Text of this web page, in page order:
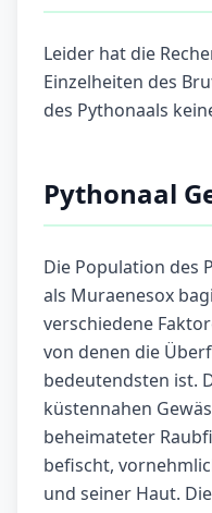
Leider hat die
Einzelheiten des
des Pythonaals
Pythonaal
Die Population des
als Muraenesox
verschiedene
von denen die
bedeutendsten ist.
küstennahen
beheimateter
befischt,
und seiner Haut.